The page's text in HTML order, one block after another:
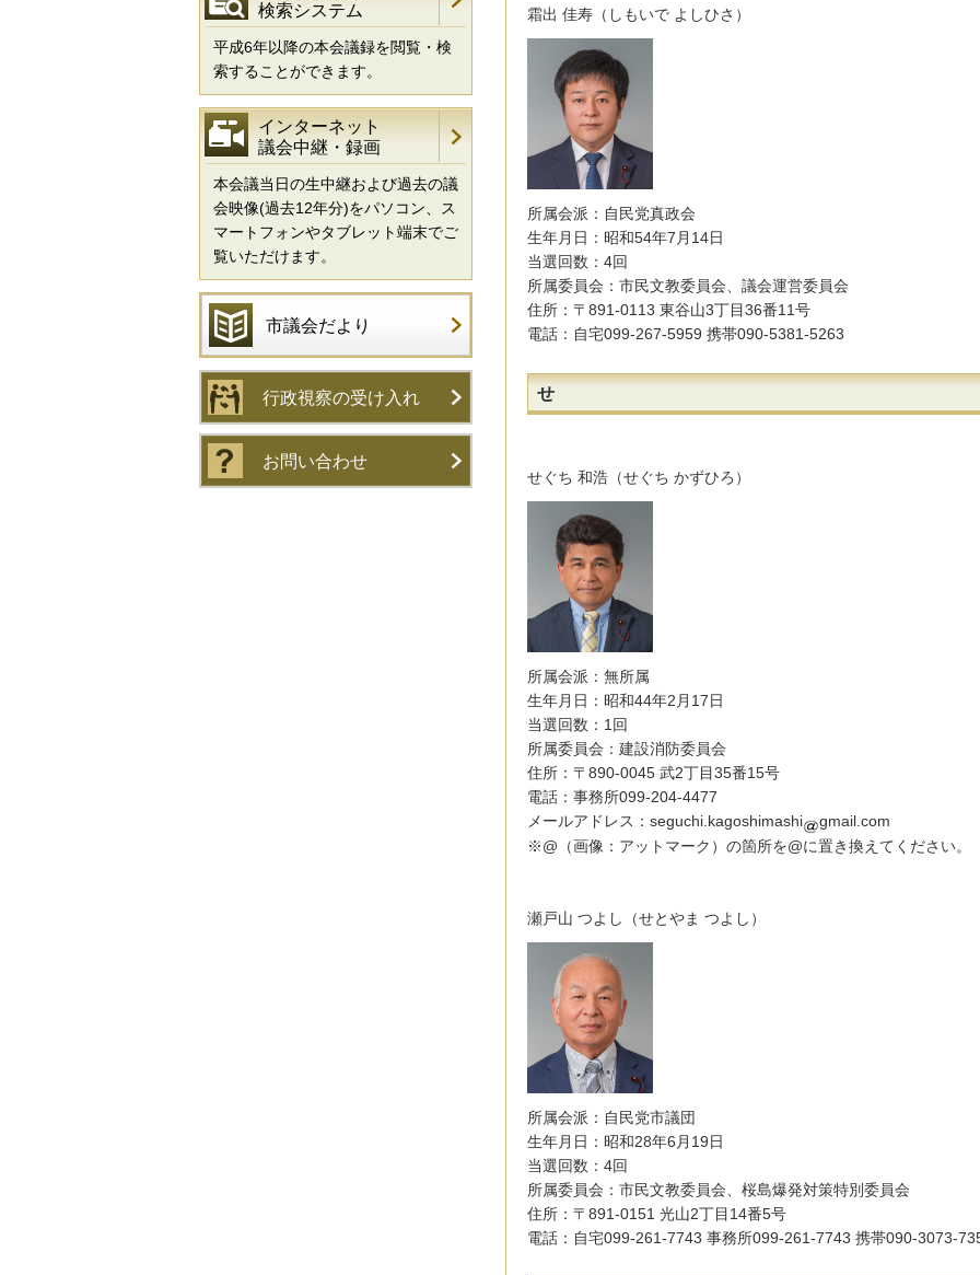
検索システム
平成6年以降の本会議録を閲覧・検
索することができます。
インターネット
議会中継・録画
本会議当日の生中継および過去の議
会映像(過去12年分)をパソコン、ス
マートフォンやタブレット端末でご
覧いただけます。
市議会だより
行政視察の受け入れ
お問い合わせ
霜出 佳寿（しもいで よしひさ）
所属会派：自民党真政会
生年月日：昭和54年7月14日
当選回数：4回
所属委員会：市民文教委員会、議会運営委員会
住所：〒891-0113 東谷山3丁目36番11号
電話：自宅099-267-5959 携帯090-5381-5263
せ
せぐち 和浩（せぐち かずひろ）
所属会派：無所属
生年月日：昭和44年2月17日
当選回数：1回
所属委員会：建設消防委員会
住所：〒890-0045 武2丁目35番15号
電話：事務所099-204-4477
メールアドレス：seguchi.kagoshimashi
gmail.com
※@（画像：アットマーク）の箇所を@に置き換えてください。
瀬戸山 つよし（せとやま つよし）
所属会派：自民党市議団
生年月日：昭和28年6月19日
当選回数：4回
所属委員会：市民文教委員会、桜島爆発対策特別委員会
住所：〒891-0151 光山2丁目14番5号
電話：自宅099-261-7743 事務所099-261-7743 携帯090-3073-